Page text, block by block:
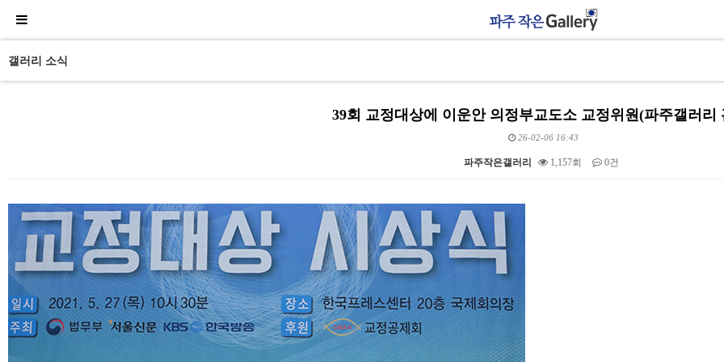
갤러리 소식
39회 교정대상에 이운안 의정부교도소 교정위원(파주갤러리
26-02-06 16:43
파주작은갤러리 1,157회 0건
본문